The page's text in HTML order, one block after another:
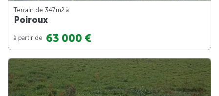
Terrain de 347m2 à
Poiroux
à partir de 63 000 €